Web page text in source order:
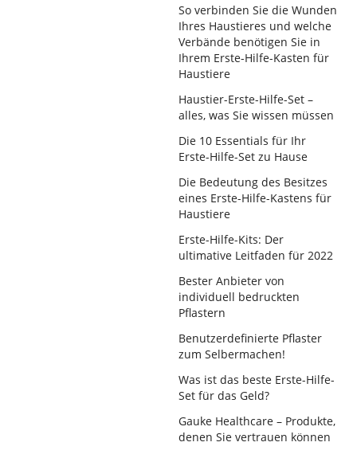
So verbinden Sie die Wunden
Ihres Haustieres und welche
Verbände benötigen Sie in
Ihrem Erste-Hilfe-Kasten für
Haustiere
Haustier-Erste-Hilfe-Set –
alles, was Sie wissen müssen
Die 10 Essentials für Ihr
Erste-Hilfe-Set zu Hause
Die Bedeutung des Besitzes
eines Erste-Hilfe-Kastens für
Haustiere
Erste-Hilfe-Kits: Der
ultimative Leitfaden für 2022
Bester Anbieter von
individuell bedruckten
Pflastern
Benutzerdefinierte Pflaster
zum Selbermachen!
Was ist das beste Erste-Hilfe-
Set für das Geld?
Gauke Healthcare – Produkte,
denen Sie vertrauen können